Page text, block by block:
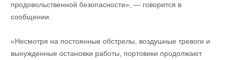
продовольственной безопасности», — говорится в
сообщении.
«Несмотря на постоянные обстрелы, воздушные тревоги и
вынужденные остановки работы, портовики продолжают